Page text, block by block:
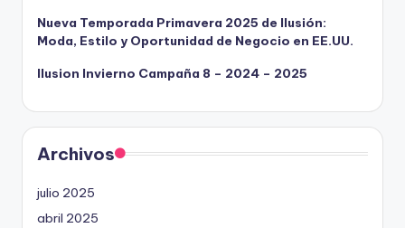
Nueva Temporada Primavera 2025 de Ilusión:
Moda, Estilo y Oportunidad de Negocio en EE.UU.
Ilusion Invierno Campaña 8 – 2024 – 2025
Archivos
julio 2025
abril 2025